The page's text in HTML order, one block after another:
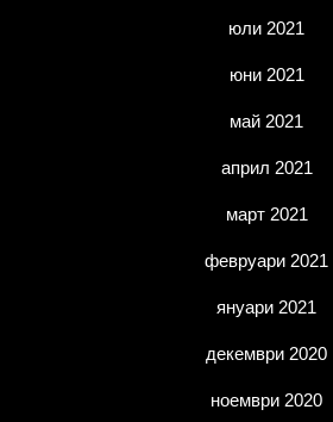
юли 2021
юни 2021
май 2021
април 2021
март 2021
февруари 2021
януари 2021
декември 2020
ноември 2020